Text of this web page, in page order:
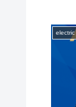
electric